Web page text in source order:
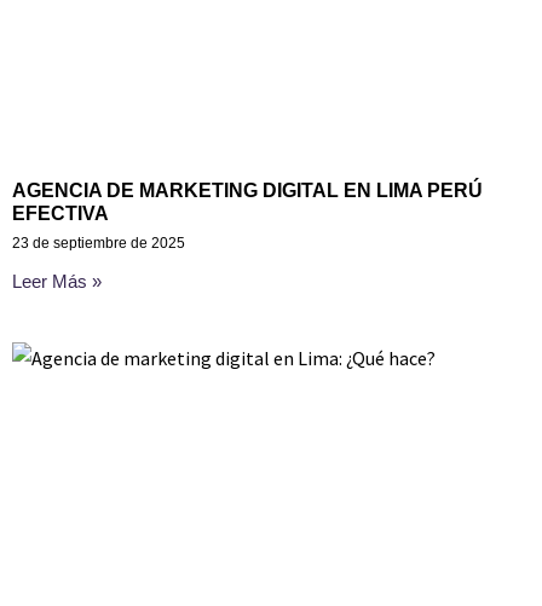
AGENCIA DE MARKETING DIGITAL EN LIMA PERÚ
EFECTIVA
23 de septiembre de 2025
Leer Más »